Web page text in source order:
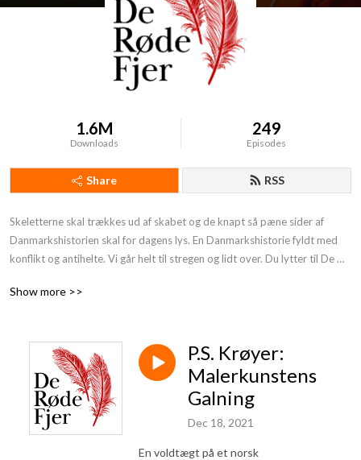
1.6M
Downloads
249
Episodes
Share RSS
Skeletterne skal trækkes ud af skabet og de knapt så pæne sider af
Danmarkshistorien skal for dagens lys. En Danmarkshistorie fyldt med
konflikt og antihelte. Vi går helt til stregen og lidt over. Du lytter til De
din podcast:https: //deroedefjer.10er.app/
Show more >>
P.S. Krøyer:
Malerkunstens
Galning
Dec 18, 2021
En voldtægt på et norsk